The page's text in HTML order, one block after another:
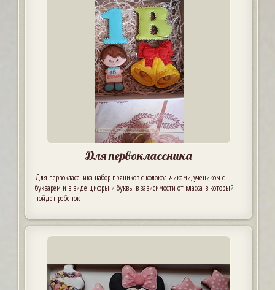
Для первоклассника
Для первоклассника набор пряников с колокольчиками, учеником с
букварем и в виде цифры и буквы в зависимости от класса, в который
пойдет ребенок.